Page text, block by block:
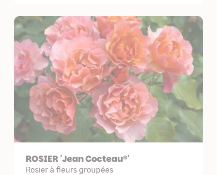
ROSIER 'Jean Cocteau®'
Rosier à fleurs groupées